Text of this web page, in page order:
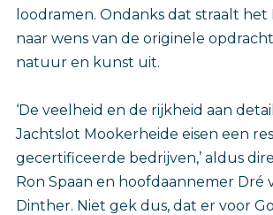
loodramen. Ondanks dat straalt het
naar wens van de originele
natuur en kunst uit.
‘De veelheid en de rijkheid aan
Jachtslot Mookerheide eisen een
gecertificeerde bedrijven,’ aldus
Ron Spaan en hoofdaannemer Dré
Dinther. Niet gek dus, dat er voor